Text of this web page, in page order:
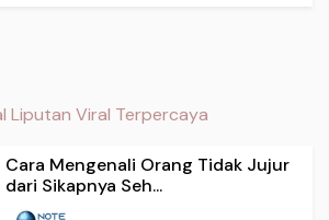
Liputan Viral Terpercaya
Cara Mengenali Orang Tidak Jujur
dari Sikapnya Seh...